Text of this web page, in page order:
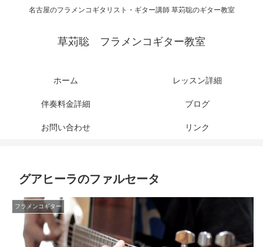
名古屋のフラメンコギタリスト・ギター講師 草苅聡のギター教室
草苅聡 フラメンコギター教室
ホーム レッスン詳細
伴奏料金詳細 ブログ
お問い合わせ リンク
グアヒーラのファルセータ
フラメンコギター